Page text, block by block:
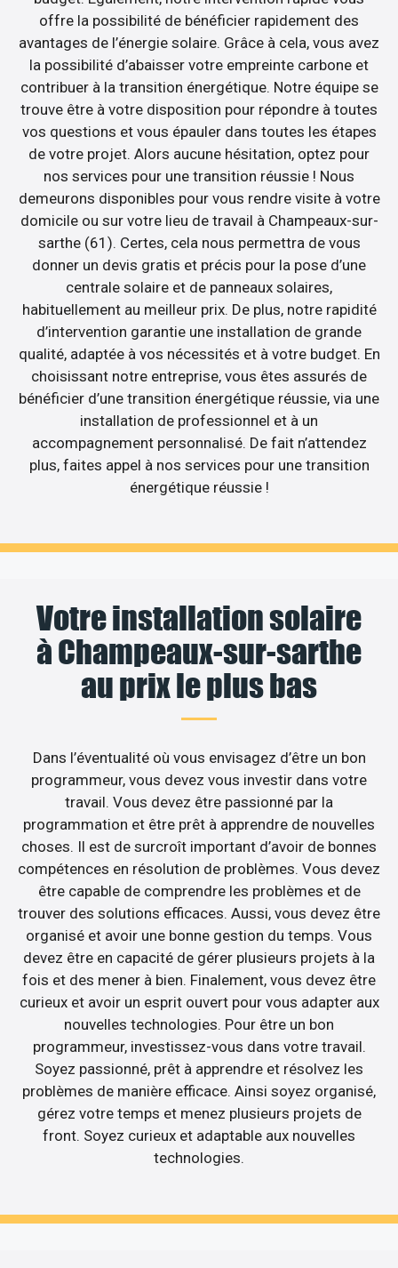
offre la possibilité de bénéficier rapidement des
avantages de l’énergie solaire. Grâce à cela, vous avez
la possibilité d’abaisser votre empreinte carbone et
contribuer à la transition énergétique. Notre équipe se
trouve être à votre disposition pour répondre à toutes
vos questions et vous épauler dans toutes les étapes
de votre projet. Alors aucune hésitation, optez pour
nos services pour une transition réussie ! Nous
demeurons disponibles pour vous rendre visite à votre
domicile ou sur votre lieu de travail à Champeaux-sur-
sarthe (61). Certes, cela nous permettra de vous
donner un devis gratis et précis pour la pose d’une
centrale solaire et de panneaux solaires,
habituellement au meilleur prix. De plus, notre rapidité
d’intervention garantie une installation de grande
qualité, adaptée à vos nécessités et à votre budget. En
choisissant notre entreprise, vous êtes assurés de
bénéficier d’une transition énergétique réussie, via une
installation de professionnel et à un
accompagnement personnalisé. De fait n’attendez
plus, faites appel à nos services pour une transition
énergétique réussie !
Votre installation solaire
à Champeaux-sur-sarthe
au prix le plus bas
Dans l’éventualité où vous envisagez d’être un bon
programmeur, vous devez vous investir dans votre
travail. Vous devez être passionné par la
programmation et être prêt à apprendre de nouvelles
choses. Il est de surcroît important d’avoir de bonnes
compétences en résolution de problèmes. Vous devez
être capable de comprendre les problèmes et de
trouver des solutions efficaces. Aussi, vous devez être
organisé et avoir une bonne gestion du temps. Vous
devez être en capacité de gérer plusieurs projets à la
fois et des mener à bien. Finalement, vous devez être
curieux et avoir un esprit ouvert pour vous adapter aux
nouvelles technologies. Pour être un bon
programmeur, investissez-vous dans votre travail.
Soyez passionné, prêt à apprendre et résolvez les
problèmes de manière efficace. Ainsi soyez organisé,
gérez votre temps et menez plusieurs projets de
front. Soyez curieux et adaptable aux nouvelles
technologies.